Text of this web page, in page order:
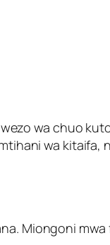
wa chuo
wa kitaifa,
Miongoni mwa